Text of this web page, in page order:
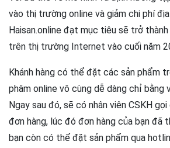
vào thị trường online và giảm chi phí
Haisan.online đạt mục tiêu sẽ trở thành
trên thị trường Internet vào cuối năm
Khánh hàng có thể đặt các sản phẩm
phâm online vô cùng dễ dàng chỉ bằng
Ngay sau đó, sẽ có nhân viên CSKH
đơn hàng, lúc đó đơn hàng của bạn đã
bạn còn có thể đặt sản phẩm qua